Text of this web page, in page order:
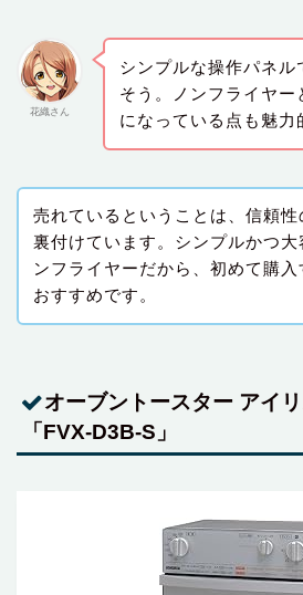
花織さん
シンプルな操作パネル
そう。ノンフライヤー
になっている点も魅力
売れているということは、信頼性
裏付けています。シンプルかつ大
ンフライヤーだから、初めて購入
おすすめです。
オーブントースター アイ
「FVX-D3B-S」